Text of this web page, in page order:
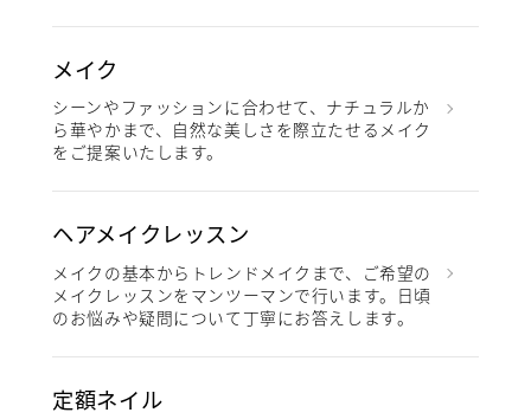
メイク
シーンやファッションに合わせて、ナチュラルか
ら華やかまで、自然な美しさを際立たせるメイク
をご提案いたします。
ヘアメイクレッスン
メイクの基本からトレンドメイクまで、ご希望の
メイクレッスンをマンツーマンで行います。日頃
のお悩みや疑問について丁寧にお答えします。
定額ネイル